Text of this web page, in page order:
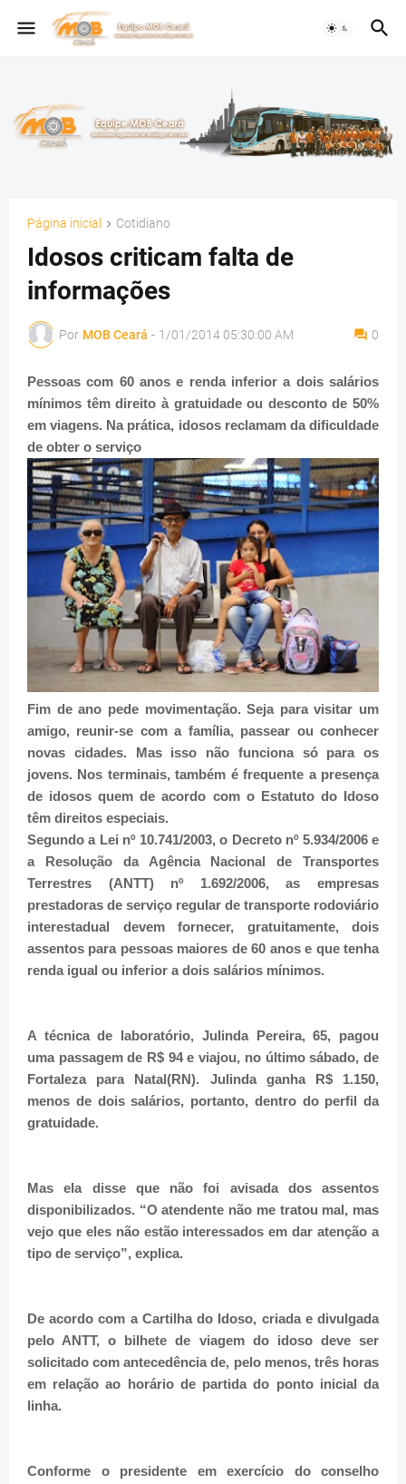
Página inicial Cotidiano
Idosos criticam falta de
informações
Por MOB Ceará - 1/01/2014 05:30:00 AM 0
Pessoas com 60 anos e renda inferior a dois salários
mínimos têm direito à gratuidade ou desconto de 50%
em viagens. Na prática, idosos reclamam da dificuldade
de obter o serviço
Fim de ano pede movimentação. Seja para visitar um
amigo, reunir-se com a família, passear ou conhecer
novas cidades. Mas isso não funciona só para os
jovens. Nos terminais, também é frequente a presença
de idosos quem de acordo com o Estatuto do Idoso
têm direitos especiais.
Segundo a Lei nº 10.741/2003, o Decreto nº 5.934/2006 e
a Resolução da Agência Nacional de Transportes
Terrestres (ANTT) nº 1.692/2006, as empresas
prestadoras de serviço regular de transporte rodoviário
interestadual devem fornecer, gratuitamente, dois
assentos para pessoas maiores de 60 anos e que tenha
renda igual ou inferior a dois salários mínimos.
A técnica de laboratório, Julinda Pereira, 65, pagou
uma passagem de R$ 94 e viajou, no último sábado, de
Fortaleza para Natal(RN). Julinda ganha R$ 1.150,
menos de dois salários, portanto, dentro do perfil da
gratuidade.
Mas ela disse que não foi avisada dos assentos
disponibilizados. “O atendente não me tratou mal, mas
vejo que eles não estão interessados em dar atenção a
tipo de serviço”, explica.
De acordo com a Cartilha do Idoso, criada e divulgada
pelo ANTT, o bilhete de viagem do idoso deve ser
solicitado com antecedência de, pelo menos, três horas
em relação ao horário de partida do ponto inicial da
linha.
Conforme o presidente em exercício do conselho